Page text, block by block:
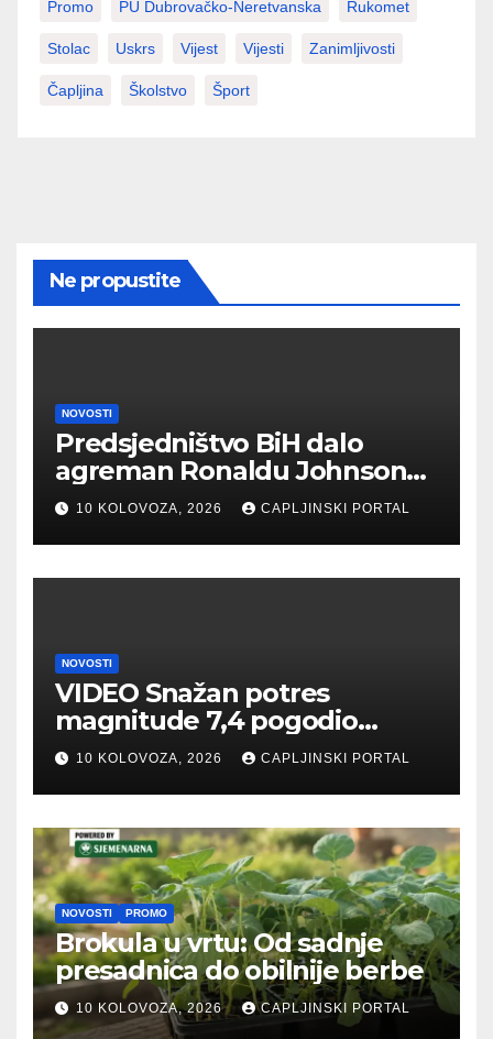
Promo PU Dubrovačko-Neretvanska Rukomet
Stolac Uskrs Vijest Vijesti Zanimljivosti
Čapljina Školstvo Šport
Ne propustite
NOVOSTI
Predsjedništvo BiH dalo
agreman Ronaldu Johnsonu
za veleposlanika SAD
10 KOLOVOZA, 2026 CAPLJINSKI PORTAL
NOVOSTI
VIDEO Snažan potres
magnitude 7,4 pogodio
Kolumbiju, najmanje 22
poginulih
10 KOLOVOZA, 2026 CAPLJINSKI PORTAL
NOVOSTI PROMO
Brokula u vrtu: Od sadnje
presadnica do obilnije berbe
10 KOLOVOZA, 2026 CAPLJINSKI PORTAL